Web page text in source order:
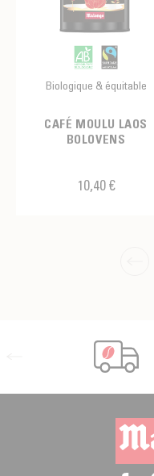
Biologique & équitable
CAFÉ MOULU LAOS
BOLOVENS
10,40 €